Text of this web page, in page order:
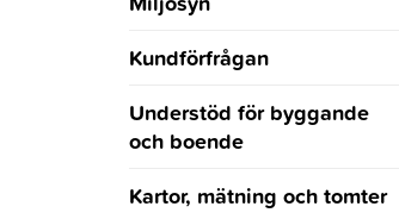
Kundförfrågan
Understöd för byggande
och boende
Tillgänglighetsunderstöd
Kartor, mätning och tomter